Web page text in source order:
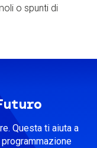
o spunti di
Questa ti aiuta a